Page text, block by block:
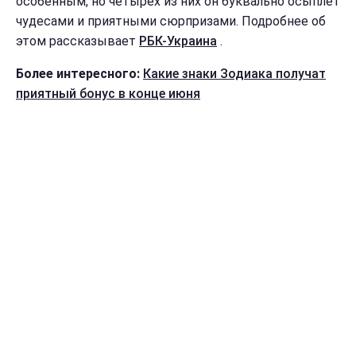
чудесами и приятными сюрпризами. Подробнее об
этом рассказывает РБК-Украина .
Более интересного: Какие знаки Зодиака получат
приятный бонус в конце июня